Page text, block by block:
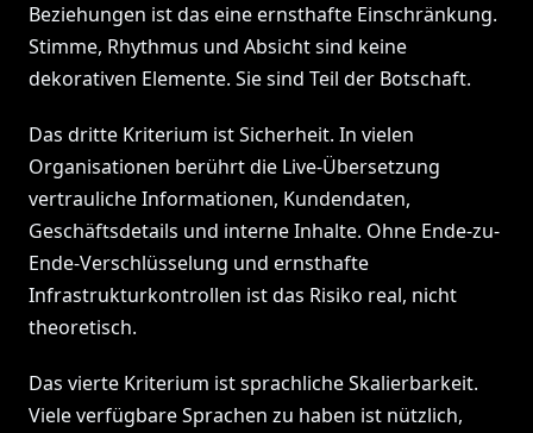
Beziehungen ist das eine ernsthafte Einschränkung.
Stimme, Rhythmus und Absicht sind keine
dekorativen Elemente. Sie sind Teil der Botschaft.
Das dritte Kriterium ist Sicherheit. In vielen
Organisationen berührt die Live-Übersetzung
vertrauliche Informationen, Kundendaten,
Geschäftsdetails und interne Inhalte. Ohne Ende-zu-
Ende-Verschlüsselung und ernsthafte
Infrastrukturkontrollen ist das Risiko real, nicht
theoretisch.
Das vierte Kriterium ist sprachliche Skalierbarkeit.
Viele verfügbare Sprachen zu haben ist nützlich,